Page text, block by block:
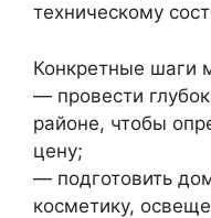
техническому
Конкретные шаги
— провести
районе, чтобы
цену;
— подготовить
косметику,